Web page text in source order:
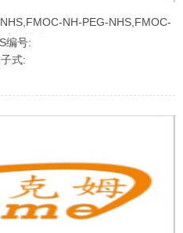
NH-PEG-NHS,FMOC-
醇活性酯
编号:
式: